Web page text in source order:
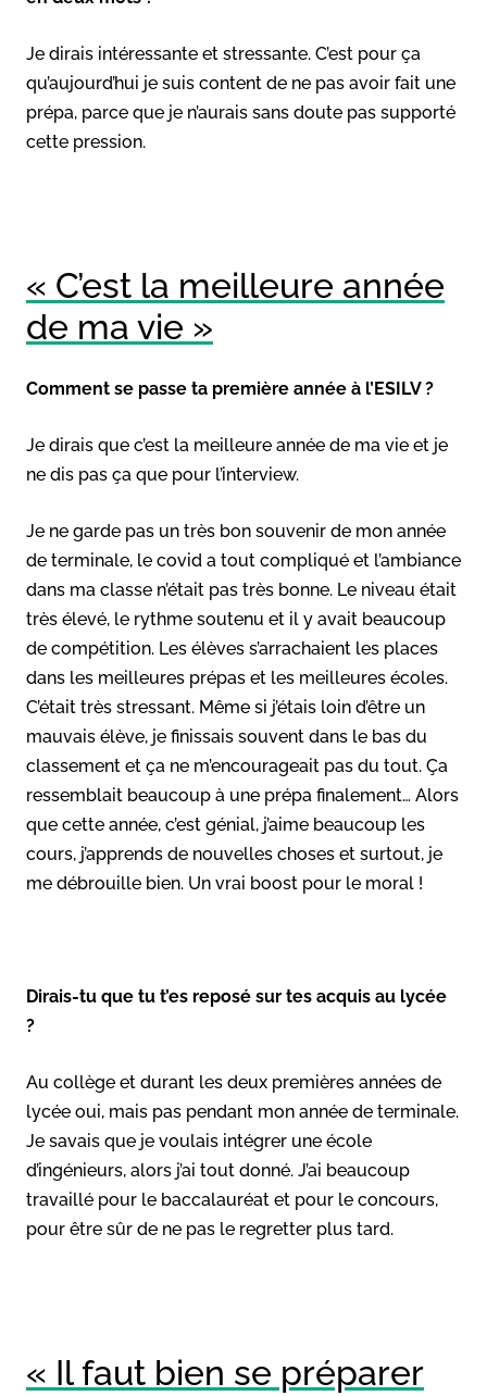
Je dirais intéressante et stressante. C’est pour ça
qu’aujourd’hui je suis content de ne pas avoir fait une
prépa, parce que je n’aurais sans doute pas supporté
cette pression.
« C’est la meilleure année
de ma vie »
Comment se passe ta première année à l’ESILV ?
Je dirais que c’est la meilleure année de ma vie et je
ne dis pas ça que pour l’interview.
Je ne garde pas un très bon souvenir de mon année
de terminale, le covid a tout compliqué et l’ambiance
dans ma classe n’était pas très bonne. Le niveau était
très élevé, le rythme soutenu et il y avait beaucoup
de compétition. Les élèves s’arrachaient les places
dans les meilleures prépas et les meilleures écoles.
C’était très stressant. Même si j’étais loin d’être un
mauvais élève, je finissais souvent dans le bas du
classement et ça ne m’encourageait pas du tout. Ça
ressemblait beaucoup à une prépa finalement… Alors
que cette année, c’est génial, j’aime beaucoup les
cours, j’apprends de nouvelles choses et surtout, je
me débrouille bien. Un vrai boost pour le moral !
Dirais-tu que tu t’es reposé sur tes acquis au lycée
?
Au collège et durant les deux premières années de
lycée oui, mais pas pendant mon année de terminale.
Je savais que je voulais intégrer une école
d’ingénieurs, alors j’ai tout donné. J’ai beaucoup
travaillé pour le baccalauréat et pour le concours,
pour être sûr de ne pas le regretter plus tard.
« Il faut bien se préparer